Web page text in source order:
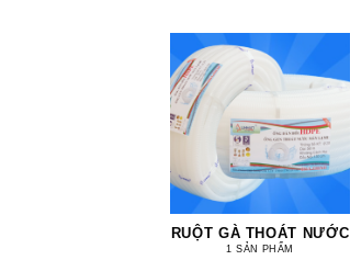
RUỘT GÀ THOÁT NƯỚC
1 SẢN PHẨM